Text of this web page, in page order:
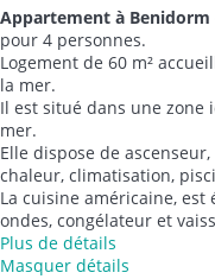
Appartement à Benidorm
pour 4 personnes.
Logement de 60 m²
la mer.
Il est situé dans une zone
mer.
Elle dispose de
chaleur, climatisation,
La cuisine américaine,
ondes, congélateur et
Plus de détails
Masquer détails